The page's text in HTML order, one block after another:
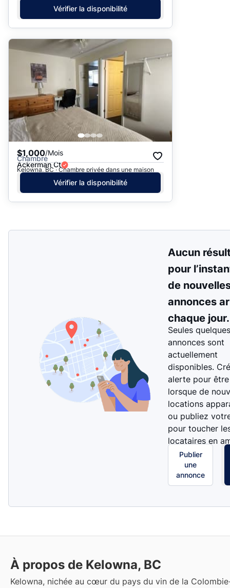
Vérifier la disponibilité
$1,000/Mois
Chambre
Ackerman Ct
Kelowna, BC · Chambre privée dans une maison
Vérifier la disponibilité
Aucun
pour
de
annonces
chaque jour.
Seules quelques
annonces sont
actuellement
disponibles.
alerte pour
lorsque de
locations
ou publiez
pour toucher
locataires en
Publier
une
annonce
À propos de Kelowna, BC
Kelowna, nichée au cœur du pays du vin de la